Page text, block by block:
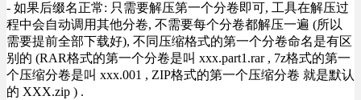
- 如果后缀名正常: 只需要解压第一个分卷即可, 工具在解压过
程中会自动调用其他分卷, 不需要每个分卷都解压一遍 (所以
需要提前全部下载好), 不同压缩格式的第一个分卷命名是有区
别的 (RAR格式的第一个分卷是叫 xxx.part1.rar , 7z格式的第一
个压缩分卷是叫 xxx.001 , ZIP格式的第一个压缩分卷 就是默认
的 XXX.zip ) .